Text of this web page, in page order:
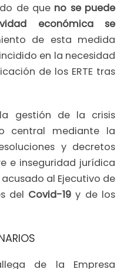
de que no se puede
económica se
de esta medida
en la necesidad
de los ERTE tras
gestión de la crisis
central mediante la
y decretos
e inseguridad jurídica
al Ejecutivo de
del Covid-19 y de los
de la Empresa